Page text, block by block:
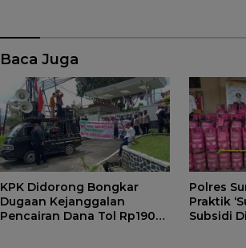
Baca Juga
KPK Didorong Bongkar
Dugaan Kejanggalan
Pencairan Dana Tol Rp190
Polres
Praktik
Subsidi